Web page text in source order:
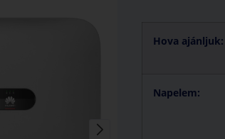
Hova ajánljuk:
Napelem: